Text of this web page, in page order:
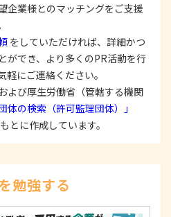
て
その利用の安全性を確保す
ィ対策を始めとする安全措
の不正アクセス、個人情報
等の的確な防止とセキュリ
する適正な対応について
談があった場合には、適切
利用もしくは提供の停止等
法かつ遅滞なく応じます。
守について
企業様とのマッチングをご支援
をしていただければ、詳細かつ
ができ、より多くのPR活動を行
にご連絡ください。
よび厚生労働省（管轄する機関
体の検索（許可監理団体）」
とに作成しています。
勉強する